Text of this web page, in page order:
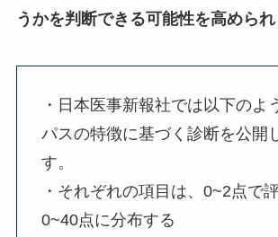
うかを判断できる可能性を高められ
・日本医事新報社では以下のよ
パスの特徴に基づく診断を公開
す。
・それぞれの項目は、0~2点で
0~40点に分布する